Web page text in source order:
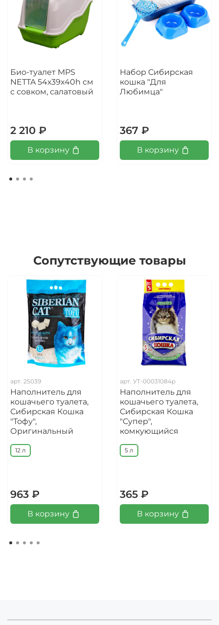
Био-туалет MPS
NETTA 54х39х40h см
с совком, салатовый
2 210 ₽
В корзину
Набор Сибирская
кошка "Для
Любимца"
367 ₽
В корзину
Сопутствующие товары
арт. 25039
Наполнитель для
кошачьего туалета,
Сибирская Кошка
"Тофу",
Оригинальный
12 л
963 ₽
В корзину
арт. УТ-00031084р
Наполнитель для
кошачьего туалета,
Сибирская Кошка
"Супер",
комкующийся
5 л
365 ₽
В корзину